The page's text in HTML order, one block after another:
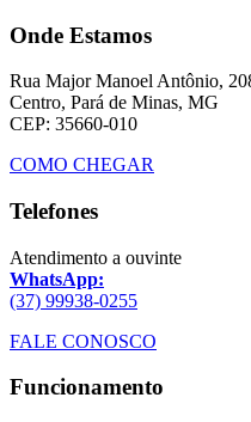
Onde Estamos
Rua Major Manoel Antônio,
Centro, Pará de Minas, MG
CEP: 35660-010
COMO CHEGAR
Telefones
Atendimento a ouvinte
WhatsApp:
(37) 99938-0255
FALE CONOSCO
Funcionamento